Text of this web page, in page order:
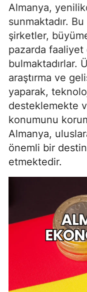
Almanya,
sunmaktadır.
şirketler,
pazarda faaliyet
bulmaktadırlar.
araştırma ve
yaparak,
desteklemekte
konumunu
Almanya,
önemli bir
etmektedir.